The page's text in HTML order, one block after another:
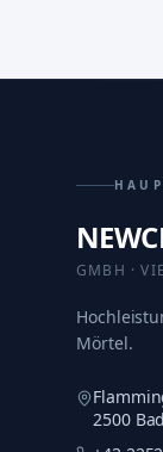
GMBH ·
Mörtel.
2500